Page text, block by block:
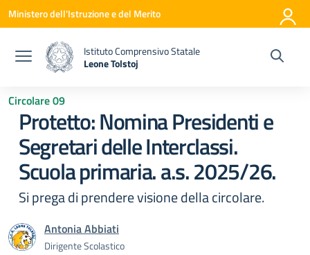
Vai ai contenuti
Vai al menu di navigazione
Vai al footer
Ministero dell'Istruzione e del Merito
Istituto Comprensivo Statale
Leone Tolstoj
Circolare 09
Protetto: Nomina Presidenti e
Segretari delle Interclassi.
Scuola primaria. a.s. 2025/26.
Si prega di prendere visione della circolare.
Antonia Abbiati
Dirigente Scolastico